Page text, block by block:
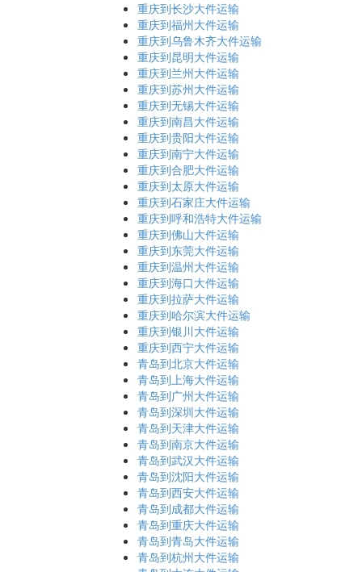
重庆到长沙大件运输
重庆到福州大件运输
重庆到乌鲁木齐大件运输
重庆到昆明大件运输
重庆到兰州大件运输
重庆到苏州大件运输
重庆到无锡大件运输
重庆到南昌大件运输
重庆到贵阳大件运输
重庆到南宁大件运输
重庆到合肥大件运输
重庆到太原大件运输
重庆到石家庄大件运输
重庆到呼和浩特大件运输
重庆到佛山大件运输
重庆到东莞大件运输
重庆到温州大件运输
重庆到海口大件运输
重庆到拉萨大件运输
重庆到哈尔滨大件运输
重庆到银川大件运输
重庆到西宁大件运输
青岛到北京大件运输
青岛到上海大件运输
青岛到广州大件运输
青岛到深圳大件运输
青岛到天津大件运输
青岛到南京大件运输
青岛到武汉大件运输
青岛到沈阳大件运输
青岛到西安大件运输
青岛到成都大件运输
青岛到重庆大件运输
青岛到青岛大件运输
青岛到杭州大件运输